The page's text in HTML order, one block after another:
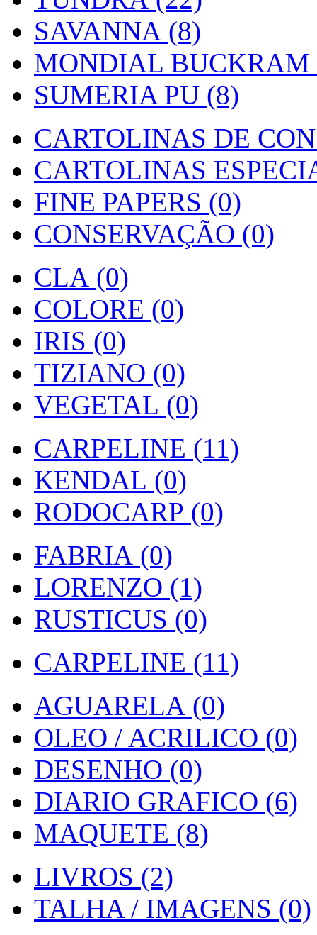
SAVANNA (8)
MONDIAL BUCKRAM
SUMERIA PU (8)
CARTOLINAS DE
CARTOLINAS
FINE PAPERS (0)
CONSERVAÇÃO (0)
CLA (0)
COLORE (0)
IRIS (0)
TIZIANO (0)
VEGETAL (0)
CARPELINE (11)
KENDAL (0)
RODOCARP (0)
FABRIA (0)
LORENZO (1)
RUSTICUS (0)
CARPELINE (11)
AGUARELA (0)
OLEO / ACRILICO (0)
DESENHO (0)
DIARIO GRAFICO (6)
MAQUETE (8)
LIVROS (2)
TALHA / IMAGENS (0)